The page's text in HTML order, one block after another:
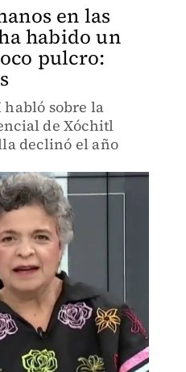
en las
habido un
pulcro:
habló sobre la
de Xóchitl
declinó el año